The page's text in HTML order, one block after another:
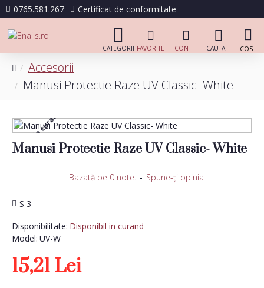
0765.581.267 Certificat de conformitate
Accesorii
Manusi Protectie Raze UV Classic- White
Disponibil in curand
Manusi Protectie Raze UV Classic- White
Disponibilitate: Disponibil in curand
Model: UV-W
S 3
Bazată pe 0 note. - Spune-ţi opinia
15,21 Lei